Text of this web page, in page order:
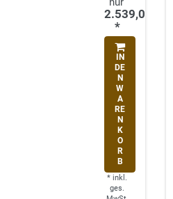
2.539,00 €
*
IN
DE
N
W
A
RE
N
K
O
R
B
* inkl.
ges.